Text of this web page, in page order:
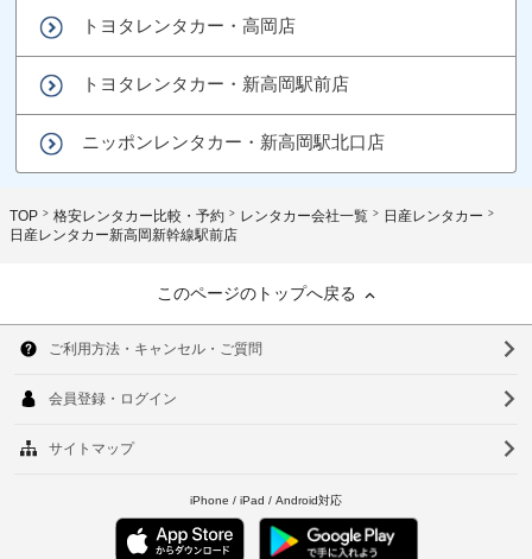
トヨタレンタカー・高岡店
トヨタレンタカー・新高岡駅前店
ニッポンレンタカー・新高岡駅北口店
TOP 格安レンタカー比較・予約 レンタカー会社一覧
日産レンタカー
日産レンタカー新高岡新幹線駅前店
このページのトップへ戻る